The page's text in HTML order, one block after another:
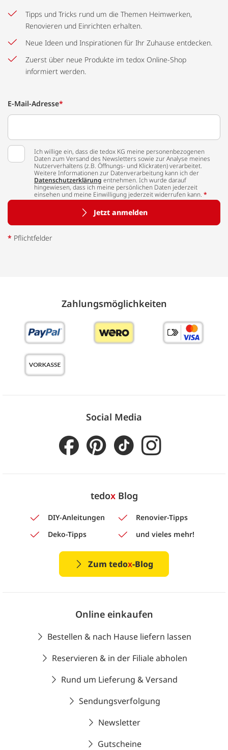
Tipps und Tricks rund um die Themen Heimwerken,
Renovieren und Einrichten erhalten.
Neue Ideen und Inspirationen für Ihr Zuhause entdecken.
Zuerst über neue Produkte im tedox Online-Shop
informiert werden.
E-Mail-Adresse*
Ich willige ein, dass die tedox KG meine personenbezogenen
Daten zum Versand des Newsletters sowie zur Analyse meines
Nutzerverhaltens (z.B. Öffnungs- und Klickraten) verarbeitet.
Weitere Informationen zur Datenverarbeitung kann ich der
Datenschutzerklärung entnehmen. Ich wurde darauf
hingewiesen, dass ich meine persönlichen Daten jederzeit
einsehen und meine Einwilligung jederzeit widerrufen kann. *
Jetzt anmelden
* Pflichtfelder
Zahlungs­möglich­keiten
Social Media
tedoxBlog
DIY-Anleitungen
Renovier-Tipps
Deko-Tipps
und vieles mehr!
Zum tedox-Blog
Online einkaufen
Bestellen & nach Hause liefern lassen
Reservieren & in der Filiale abholen
Rund um Lieferung & Versand
Sendungsverfolgung
Newsletter
Gutscheine